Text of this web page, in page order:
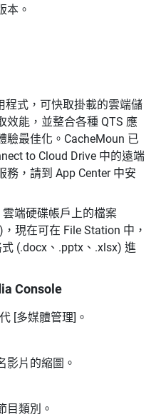
本。
程式，可快取掛載的雲端儲
效能，並整合各種 QTS 應
驗最佳化。CacheMoun 已
to Cloud Drive 中的遠端
，請到 App Center 中安
端硬碟帳戶上的檔案
現在可在 File Station 中，
(.docx、.pptx、.xlsx) 進
Console
[多媒體管理]。
影片的縮圖。
目類別。